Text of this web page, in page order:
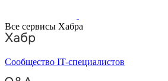
Все сервисы Хабра
Сообщество IT-специалистов